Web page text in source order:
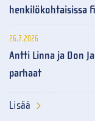
henkilökohtaisissa
26.7.2026
Antti Linna ja Don
parhaat
Lisää